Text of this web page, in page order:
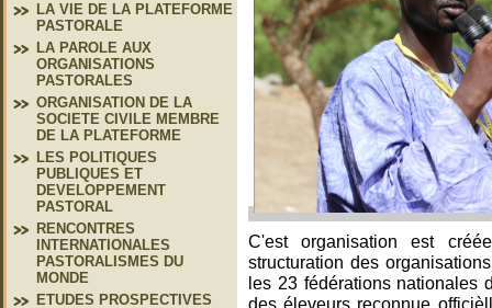
LA VIE DE LA PLATEFORME
PASTORALE
LA PAROLE AUX
ORGANISATIONS
PASTORALES
ORGANISATION DE LA
SOCIETE CIVILE MEMBRE
DE LA PLATEFORME
LES POLITIQUES
PUBLIQUES ET
DEVELOPPEMENT
PASTORAL
RENCONTRES
INTERNATIONALES
PASTORALISMES DU
MONDE
ETUDES PROSPECTIVES
C'est organisation est
structuration des
les 23 fédérations nationales
des éleveurs reconnue